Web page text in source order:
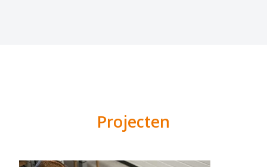
Projecten